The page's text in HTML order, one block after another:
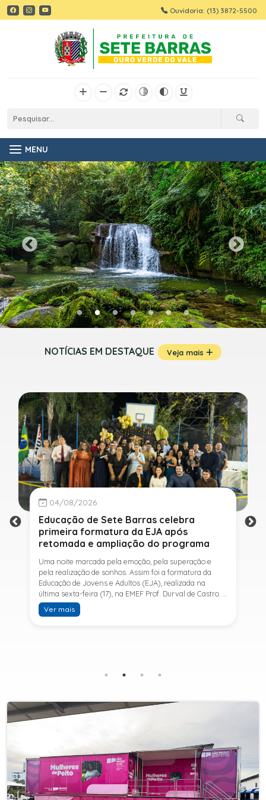
Ouvidoria: (13) 3872-5500
MENU
NOTÍCIAS EM DESTAQUE Veja mais
04/08/2026
Educação de Sete Barras celebra
primeira formatura da EJA após
retomada e ampliação do programa
Uma noite marcada pela emoção, pela superação e
pela realização de sonhos. Assim foi a formatura da
Educação de Jovens e Adultos (EJA), realizada na
última sexta-feira (17), na EMEF Prof. Durval de Castro. A
cerimônia celebrou a conclusão dos estudos de 53
alunos e entrou para a história ao marcar a primeira
SESI, ampliando o acesso à educação e oferecendo uma
retomar os estudos.A última turma da Educação de
Jovens e Adultos formada pelo município foi em 2016,
oferecida em Sete Barras e, a partir de agosto de 2025,
passou por uma importante ampliação. Em parceria
com o SESI, a Prefeitura passou a disponibilizar também
o Ensino Fundamental II (6º ao 9º ano) e o Ensino
Médio, ampliando significativamente as oportunidades
para que jovens e adultos concluam sua formação.A
Ver mais